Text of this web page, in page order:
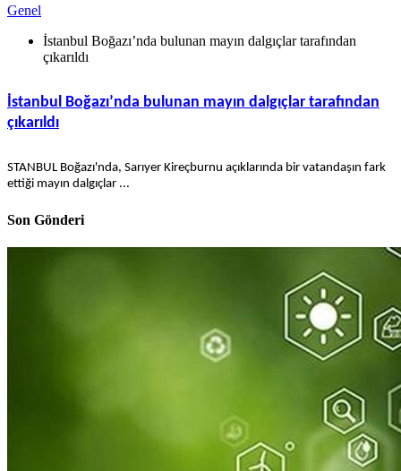
Genel
İstanbul Boğazı’nda bulunan mayın dalgıçlar tarafından
çıkarıldı
İstanbul Boğazı’nda bulunan mayın dalgıçlar tarafından
çıkarıldı
STANBUL Boğazı'nda, Sarıyer Kireçburnu açıklarında bir vatandaşın fark
ettiği mayın dalgıçlar ...
Son Gönderi